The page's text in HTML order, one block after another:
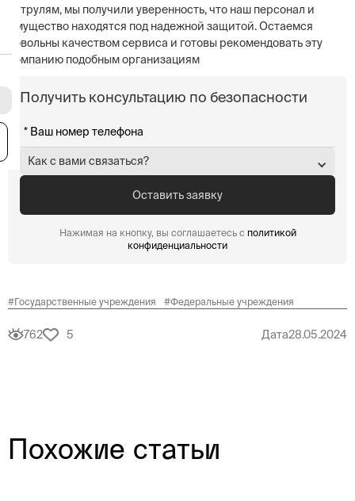
патрулям, мы получили уверенность, что наш персонал и
имущество находятся под надежной защитой. Остаемся
довольны качеством сервиса и готовы рекомендовать эту
компанию подобным организациям
Получить консультацию по безопасности
Как с вами связаться?
Нажимая на кнопку, вы соглашаетесь с политикой
конфиденциальности
#Государственные учреждения #Федеральные учреждения
762 5 Дата28.05.2024
Похожие статьи